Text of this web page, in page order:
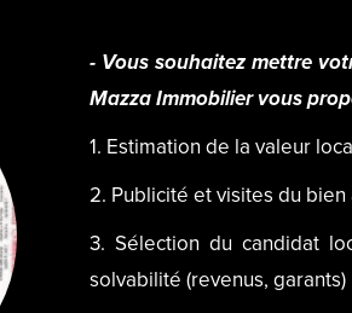
- Vous souhaitez mettre
Mazza Immobilier vous
1. Estimation de la valeur
2. Publicité et visites du bien
3. Sélection du candidat
solvabilité (revenus, garants)